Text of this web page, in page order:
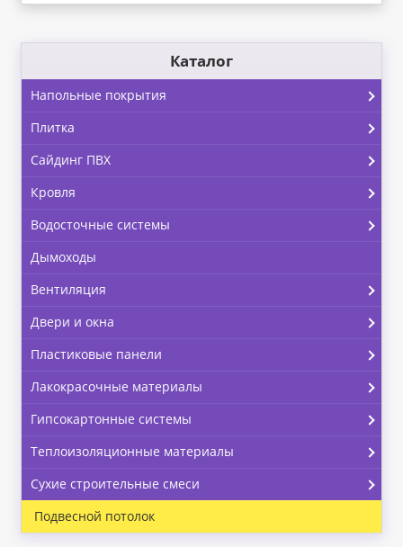
Каталог
Напольные покрытия
Плитка
Сайдинг ПВХ
Кровля
Водосточные системы
Дымоходы
Вентиляция
Двери и окна
Пластиковые панели
Лакокрасочные материалы
Гипсокартонные системы
Теплоизоляционные материалы
Сухие строительные смеси
Подвесной потолок